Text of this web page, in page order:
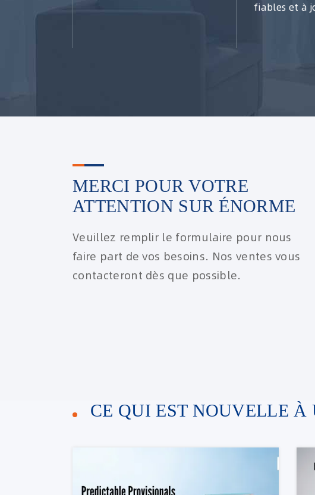
fiables et à
MERCI POUR VOTRE
ATTENTION SUR ÉNORME
Veuillez remplir le formulaire pour nous
faire part de vos besoins. Nos ventes vous
contacteront dès que possible.
CE QUI EST NOUVELLE